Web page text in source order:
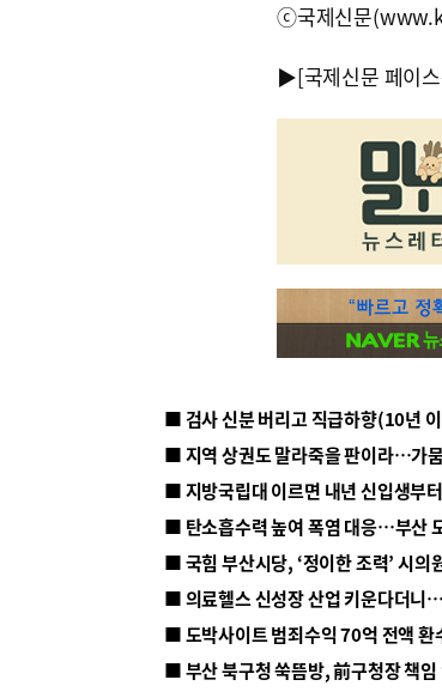
ⓒ국제신문
▶[국제신문 페이
■ 지방국립대 이르면 내년 신입생부
■ 탄소흡수력 높여 폭염 대응…부산
■ 의료헬스 신성장 산업 키운다더니
■ 도박사이트 범죄수익 70억 전액 환
■ 부산 북구청 쑥뜸방, 前구청장 책임